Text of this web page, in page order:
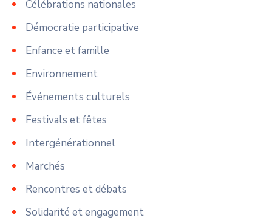
Célébrations nationales
Démocratie participative
Enfance et famille
Environnement
Événements culturels
Festivals et fêtes
Intergénérationnel
Marchés
Rencontres et débats
Solidarité et engagement